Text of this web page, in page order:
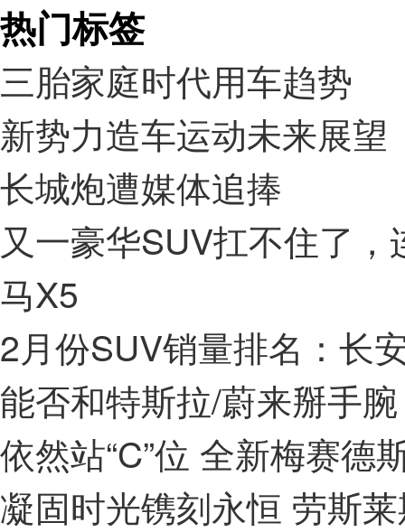
热门标签
三胎家庭时代用车趋势
新势力造车运动未来展望
长城炮遭媒体追捧
又一豪华SUV扛不住了
马X5
2月份SUV销量排名：长
能否和特斯拉/蔚来掰手
依然站“C”位 全新梅赛德
凝固时光镌刻永恒 劳斯